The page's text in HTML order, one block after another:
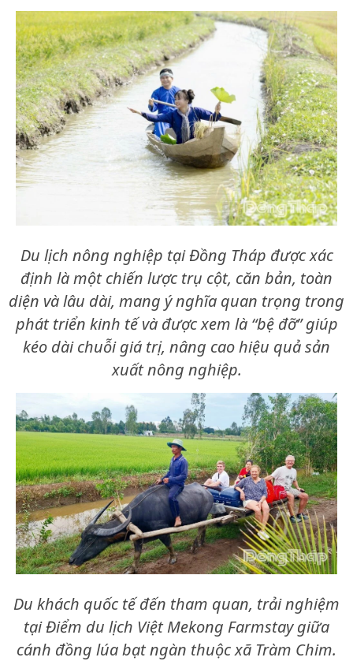
Du lịch nông nghiệp tại Đồng Tháp được xác
định là một chiến lược trụ cột, căn bản, toàn
diện và lâu dài, mang ý nghĩa quan trọng trong
phát triển kinh tế và được xem là “bệ đỡ” giúp
kéo dài chuỗi giá trị, nâng cao hiệu quả sản
xuất nông nghiệp.
Du khách quốc tế đến tham quan, trải nghiệm
tại Điểm du lịch Việt Mekong Farmstay giữa
cánh đồng lúa bạt ngàn thuộc xã Tràm Chim.